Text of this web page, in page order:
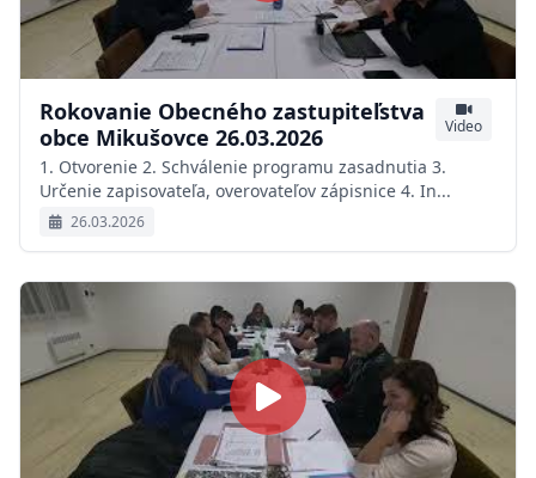
Rokovanie Obecného zastupiteľstva
obce Mikušovce 26.03.2026
Video
1. Otvorenie 2. Schválenie programu zasadnutia 3.
Určenie zapisovateľa, overovateľov zápisnice 4. In...
26.03.2026